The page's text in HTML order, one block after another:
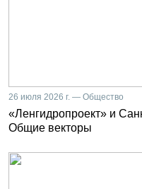
26 июля 2026 г. — Общество
«Ленгидропроект» и
Общие векторы